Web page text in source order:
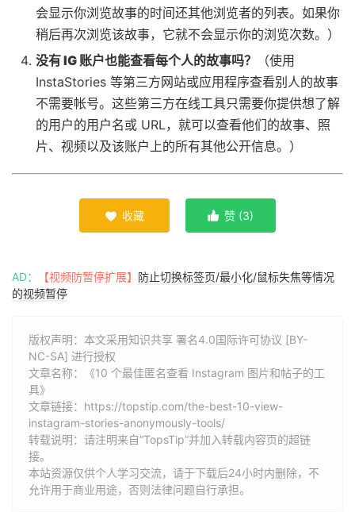
会显示你浏览故事的时间还其他浏览者的列表。如果你
稍后再次浏览该故事，它就不会显示你的浏览次数。）
没有 IG 账户也能查看每个人的故事吗？
（使用
InstaStories 等第三方网站或应用程序查看别人的故事
不需要帐号。这些第三方在线工具只需要你提供想了解
的用户的用户名或 URL，就可以查看他们的故事、照
片、视频以及该账户上的所有其他公开信息。）
 收藏  赞 (3)
AD： 【视频防暂停扩展】 防止切换标签页/最小化/鼠标失焦等情况
的视频暂停
版权声明：本文采用知识共享 署名4.0国际许可协议 [BY-
NC-SA] 进行授权
文章名称：《10 个最佳匿名查看 Instagram 图片和帖子的工
具》
文章链接： https://topstip.com/the-best-10-view-
instagram-stories-anonymously-tools/
转载说明：请注明来自“TopsTip”并加入转载内容页的超链
接。
本站资源仅供个人学习交流，请于下载后24小时内删除，不
允许用于商业用途，否则法律问题自行承担。